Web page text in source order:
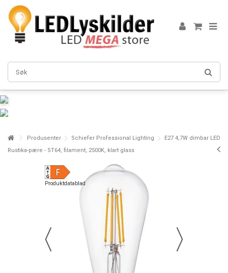
Produsenter Schiefer Professional Lighting
E27 4,7W dimbar LED
Rustika-pære - ST64, filament, 2500K, klart glass
Produktdatablad